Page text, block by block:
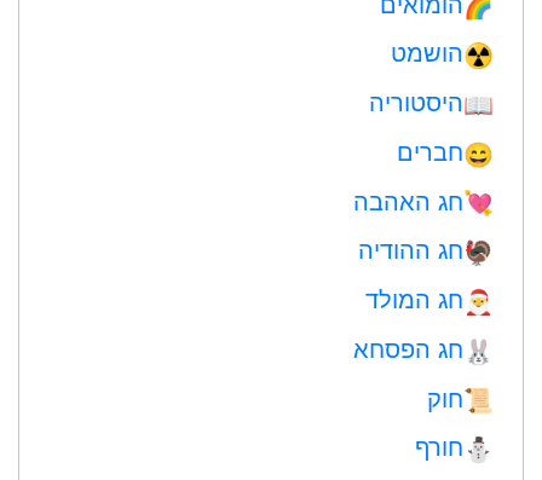
🌈
☢️הושמט
📖היסטוריה
😄חברים
💘חג האהבה
🦃חג ההודיה
🎅 חג המולד
🐰 חג הפסחא
📜חוק
⛄ חורף